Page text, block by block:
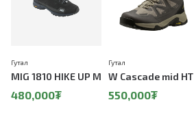
MIG 1810 HIKE UP M
Гутал
480,000₮
W Cascade mid HT
Гутал
550,000₮